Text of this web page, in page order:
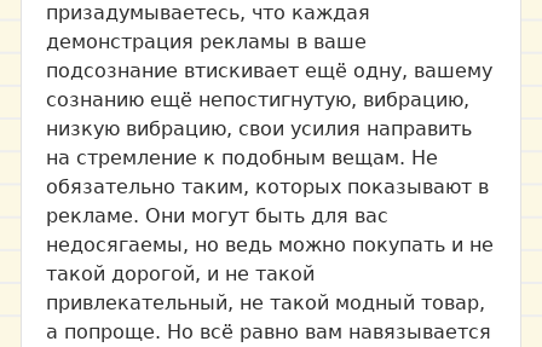
призадумываетесь, что каждая
демонстрация рекламы в ваше
подсознание втискивает ещё одну, вашему
сознанию ещё непостигнутую, вибрацию,
низкую вибрацию, свои усилия направить
на стремление к подобным вещам. Не
обязательно таким, которых показывают в
рекламе. Они могут быть для вас
недосягаемы, но ведь можно покупать и не
такой дорогой, и не такой
привлекательный, не такой модный товар,
а попроще. Но всё равно вам навязывается